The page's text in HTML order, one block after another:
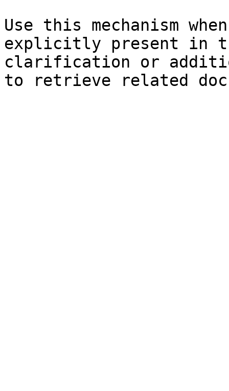
Use this mechanism
explicitly present in
clarification or